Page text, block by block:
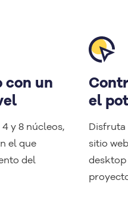
con un
y 8 núcleos,
el que
del
el
Disfruta
sitio